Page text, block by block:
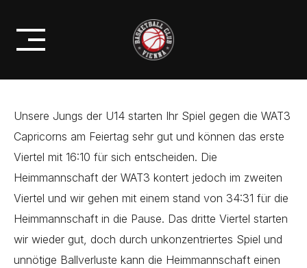
content
U14: NIEDERLAGE GEGEN WAT3
CAPRICORNS
Unsere Jungs der U14 starten Ihr Spiel gegen die WAT3
Capricorns am Feiertag sehr gut und können das erste
Viertel mit 16:10 für sich entscheiden. Die
Heimmannschaft der WAT3 kontert jedoch im zweiten
Viertel und wir gehen mit einem stand von 34:31 für die
Heimmannschaft in die Pause. Das dritte Viertel starten
wir wieder gut, doch durch unkonzentriertes Spiel und
unnötige Ballverluste kann die Heimmannschaft einen